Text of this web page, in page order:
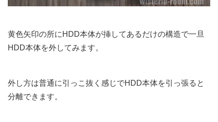
黄色矢印の所にHDD本体が挿してあるだけの構造で一旦
HDD本体を外してみます。
外し方は普通に引っこ抜く感じでHDD本体を引っ張ると
分離できます。